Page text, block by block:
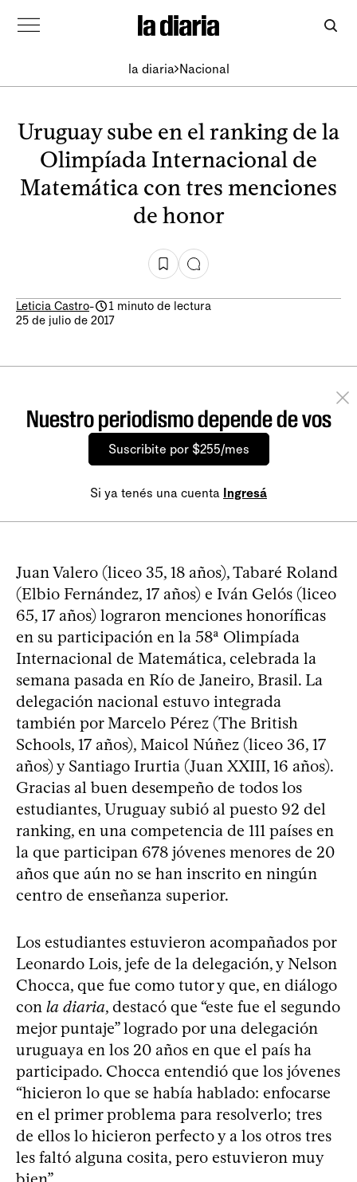
la diaria Nacional
Uruguay sube en el ranking de la
Olimpíada Internacional de
Matemática con tres menciones
de honor
Leticia Castro-
1 minuto de lectura
25 de julio de 2017
Nuestro periodismo depende de vos
Suscribite por $255/mes
Si ya tenés una cuenta Ingresá
Juan Valero (liceo 35, 18 años), Tabaré Roland
(Elbio Fernández, 17 años) e Iván Gelós (liceo
65, 17 años) lograron menciones honoríficas
en su participación en la 58ª Olimpíada
Internacional de Matemática, celebrada la
semana pasada en Río de Janeiro, Brasil. La
delegación nacional estuvo integrada
también por Marcelo Pérez (The British
Schools, 17 años), Maicol Núñez (liceo 36, 17
años) y Santiago Irurtia (Juan XXIII, 16 años).
Gracias al buen desempeño de todos los
estudiantes, Uruguay subió al puesto 92 del
ranking, en una competencia de 111 países en
la que participan 678 jóvenes menores de 20
años que aún no se han inscrito en ningún
centro de enseñanza superior.
Los estudiantes estuvieron acompañados por
Leonardo Lois, jefe de la delegación, y Nelson
Chocca, que fue como tutor y que, en diálogo
con la diaria, destacó que “este fue el segundo
mejor puntaje” logrado por una delegación
uruguaya en los 20 años en que el país ha
participado. Chocca entendió que los jóvenes
“hicieron lo que se había hablado: enfocarse
en el primer problema para resolverlo; tres
de ellos lo hicieron perfecto y a los otros tres
les faltó alguna cosita, pero estuvieron muy